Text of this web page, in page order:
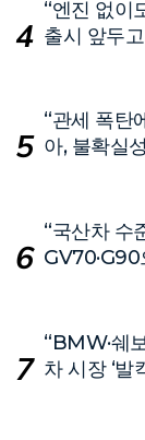
“엔진 없이
출시 앞두
“관세 폭탄
아, 불확실
“국산차 수
“BMW·쉐
차 시장 ‘발